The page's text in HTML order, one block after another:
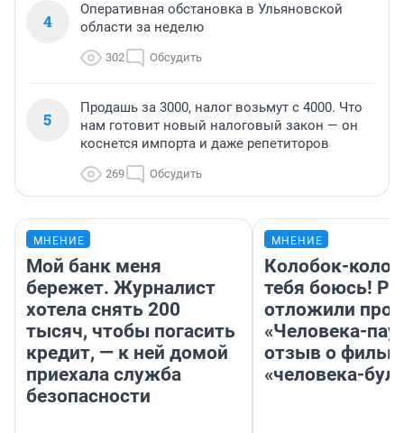
4
Оперативная обстановка в Ульяновской
области за неделю
302 Обсудить
5
Продашь за 3000, налог возьмут с 4000. Что
нам готовит новый налоговый закон — он
коснется импорта и даже репетиторов
269 Обсудить
МНЕНИЕ
Мой банк меня
бережет. Журналист
хотела снять 200
тысяч, чтобы погасить
кредит, — к ней домой
приехала служба
безопасности
МНЕНИЕ
Колобок-
тебя боюсь!
отложили
«Человека-
отзыв о
«человека-